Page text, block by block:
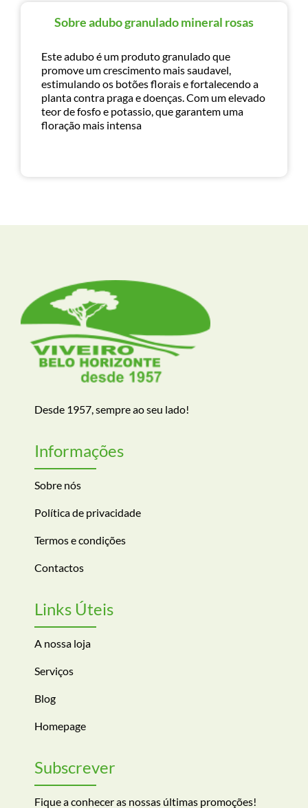
Sobre adubo granulado mineral rosas
Este adubo é um produto granulado que
promove um crescimento mais saudavel,
estimulando os botões florais e fortalecendo a
planta contra praga e doenças. Com um elevado
teor de fosfo e potassio, que garantem uma
floração mais intensa
Desde 1957, sempre ao seu lado!
Informações
Sobre nós
Política de privacidade
Termos e condições
Contactos
Links Úteis
A nossa loja
Serviços
Blog
Homepage
Subscrever
Fique a conhecer as nossas últimas promoções!